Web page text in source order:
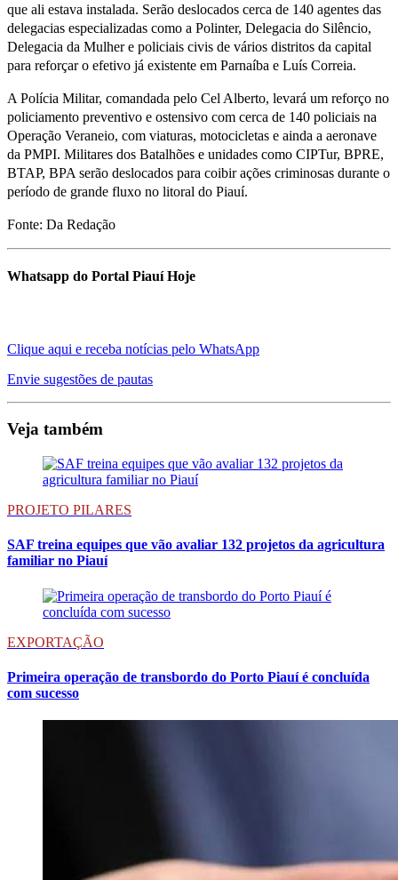
que ali estava instalada. Serão deslocados cerca de 140 agentes das
delegacias especializadas como a Polinter, Delegacia do Silêncio,
Delegacia da Mulher e policiais civis de vários distritos da capital
para reforçar o efetivo já existente em Parnaíba e Luís Correia.
A Polícia Militar, comandada pelo Cel Alberto, levará um reforço no
policiamento preventivo e ostensivo com cerca de 140 policiais na
Operação Veraneio, com viaturas, motocicletas e ainda a aeronave
da PMPI. Militares dos Batalhões e unidades como CIPTur, BPRE,
BTAP, BPA serão deslocados para coibir ações criminosas durante o
período de grande fluxo no litoral do Piauí.
Fonte: Da Redação
Whatsapp do Portal Piauí Hoje
Clique aqui e receba notícias pelo WhatsApp
Envie sugestões de pautas
Veja também
PROJETO PILARES
SAF treina equipes que vão avaliar 132 projetos da agricultura
familiar no Piauí
EXPORTAÇÃO
Primeira operação de transbordo do Porto Piauí é concluída
com sucesso